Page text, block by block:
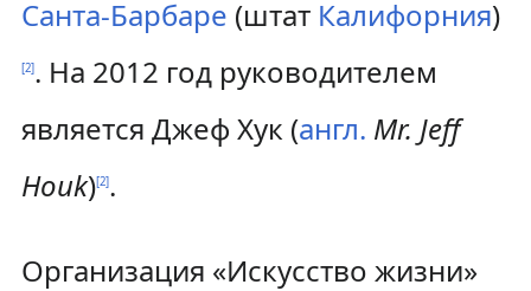
Санта-Барбаре (штат Калифорния)
[2]. На 2012 год руководителем
является Джеф Хук (англ. Mr. Jeff
Houk)[2].
Организация «Искусство жизни»